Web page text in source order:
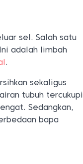
sel. Salah satu
adalah limbah
.
sekaligus
tubuh tercukupi
Sedangkan,
bapa